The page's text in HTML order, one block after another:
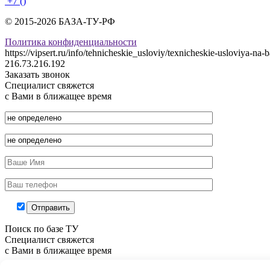
© 2015-2026 БАЗА-ТУ-РФ
Политика конфиденциальности
https://vipsert.ru/info/tehnicheskie_usloviy/texnicheskie-usloviya-na-
216.73.216.192
Заказать звонок
Специалист свяжется
с Вами в ближащее время
Поиск по базе ТУ
Специалист свяжется
с Вами в ближащее время